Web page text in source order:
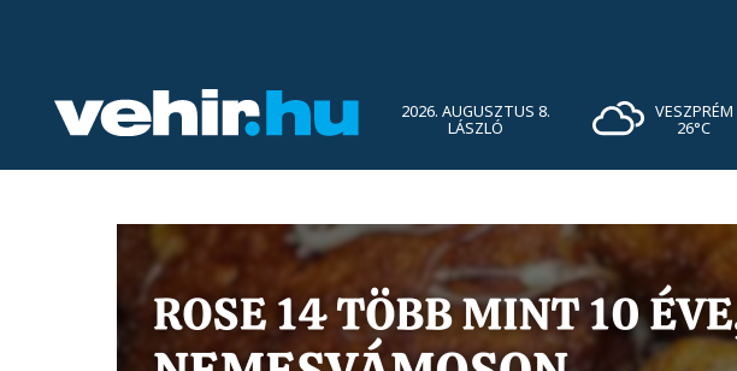
2026. AUGUSZTUS 8.
LÁSZLÓ
VESZPRÉM
26°C